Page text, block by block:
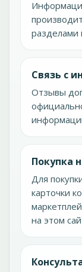
разделами
Связь с
Отзывы
Покупка
Для
карточки
на этом